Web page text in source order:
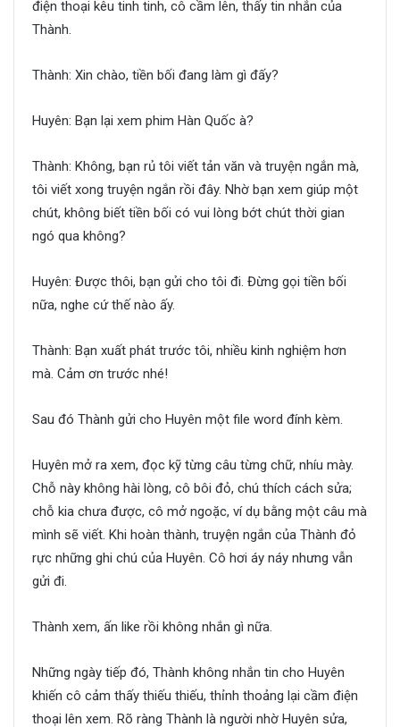
điện thoại kêu tinh tinh, cô cầm lên, thấy tin nhắn của
Thành.
Thành: Xin chào, tiền bối đang làm gì đấy?
Huyên: Bạn lại xem phim Hàn Quốc à?
Thành: Không, bạn rủ tôi viết tản văn và truyện ngắn mà,
tôi viết xong truyện ngắn rồi đây. Nhờ bạn xem giúp một
chút, không biết tiền bối có vui lòng bớt chút thời gian
ngó qua không?
Huyên: Được thôi, bạn gửi cho tôi đi. Đừng gọi tiền bối
nữa, nghe cứ thế nào ấy.
Thành: Bạn xuất phát trước tôi, nhiều kinh nghiệm hơn
mà. Cảm ơn trước nhé!
Sau đó Thành gửi cho Huyên một file word đính kèm.
Huyên mở ra xem, đọc kỹ từng câu từng chữ, nhíu mày.
Chỗ này không hài lòng, cô bôi đỏ, chú thích cách sửa;
chỗ kia chưa được, cô mở ngoặc, ví dụ bằng một câu mà
mình sẽ viết. Khi hoàn thành, truyện ngắn của Thành đỏ
rực những ghi chú của Huyên. Cô hơi áy náy nhưng vẫn
gửi đi.
Thành xem, ấn like rồi không nhắn gì nữa.
Những ngày tiếp đó, Thành không nhắn tin cho Huyên
khiến cô cảm thấy thiếu thiếu, thỉnh thoảng lại cầm điện
thoại lên xem. Rõ ràng Thành là người nhờ Huyên sửa,